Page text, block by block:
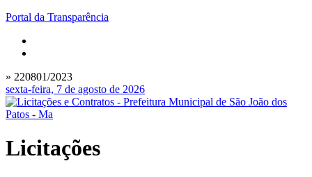
Portal da Transparência
» 220801/2023
sexta-feira, 7 de agosto de 2026
Licitações